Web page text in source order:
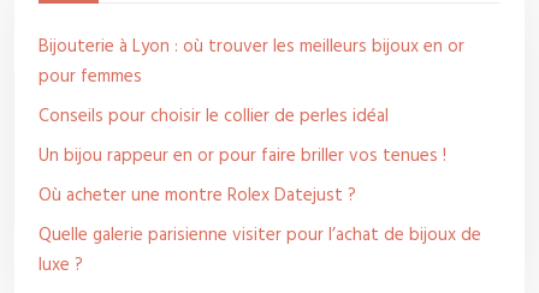
Bijouterie à Lyon : où trouver les meilleurs bijoux en or
pour femmes
Conseils pour choisir le collier de perles idéal
Un bijou rappeur en or pour faire briller vos tenues !
Où acheter une montre Rolex Datejust ?
Quelle galerie parisienne visiter pour l’achat de bijoux de
luxe ?